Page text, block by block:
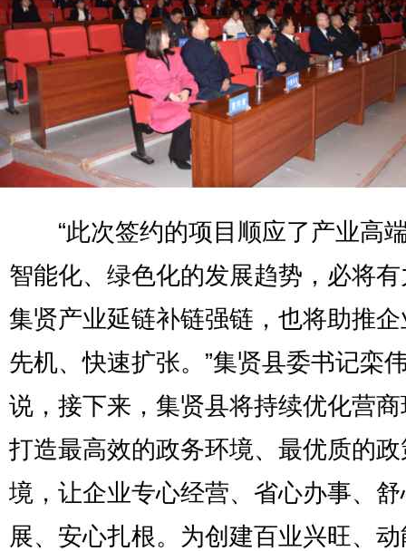
“此次签约的项目顺应了产业高
智能化、绿色化的发展趋势，必将
集贤产业延链补链强链，也将助推
先机、快速扩张。”集贤县委书记栾
说，接下来，集贤县将持续优化营
打造最高效的政务环境、最优质的
境，让企业专心经营、省心办事、
展、安心扎根。为创建百业兴旺、